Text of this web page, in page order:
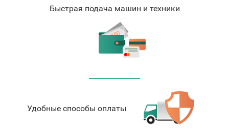
Быстрая подача машин и техники
Удобные способы оплаты